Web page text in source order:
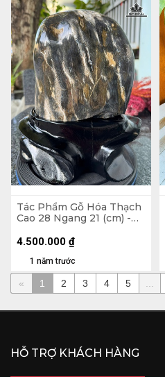
Tác Phẩm Gỗ Hóa Thạch
Cao 28 Ngang 21 (cm) -
1 năm trước
4.500.000 ₫
« 1 2 3 4 5 ...
HỖ TRỢ KHÁCH HÀNG